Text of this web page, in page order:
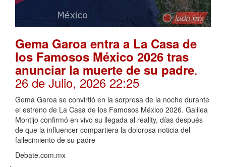
Gema Garoa entra a La Casa de
los Famosos México 2026 tras
anunciar la muerte de su padre.
26 de Julio, 2026 22:25
Gema Garoa se convirtió en la sorpresa de la noche durante
el estreno de La Casa de los Famosos México 2026. Galilea
Montijo confirmó en vivo su llegada al reality, días después
de que la influencer compartiera la dolorosa noticia del
fallecimiento de su padre
Debate.com.mx